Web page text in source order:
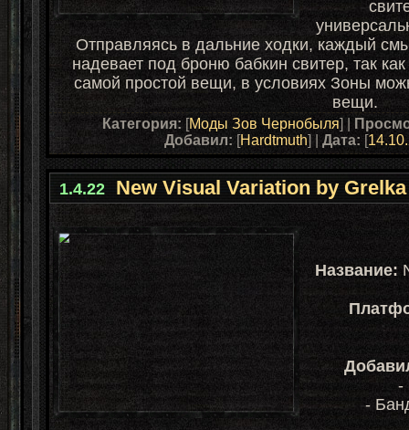
Отправляясь в дальние ходки, каждый
надевает под броню бабкин свитер, так
самой простой вещи, в условиях Зоны
вещи.
Категория: [Моды Зов Чернобыля] |
Добавил: [Hardtmuth] | Дата: [
1.4.22 New Visual Variation by
Название:
-
-